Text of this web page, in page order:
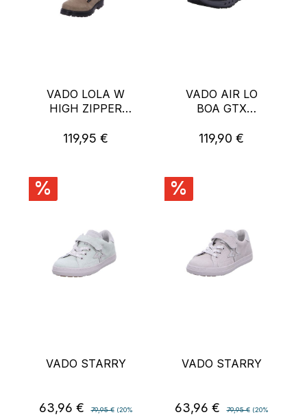
VADO LOLA W
HIGH ZIPPER
Regulärer Preis:
119,95 €
VADO AIR LO
BOA GTX
Regulärer Preis:
119,90 €
%
VADO STARRY
Verkaufspreis:
63,96 € Regulärer Preis:
79,95 € (20%
%
VADO STARRY
Verkaufspreis:
63,96 € Regulärer Preis:
79,95 € (20%